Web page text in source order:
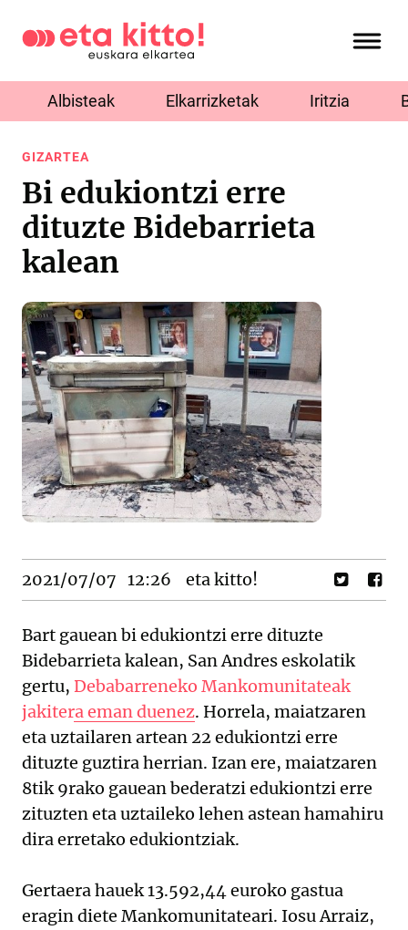
Albisteak Elkarrizketak Iritzia
GIZARTEA
Bi edukiontzi erre
dituzte Bidebarrieta
kalean
2021/07/07 12:26 eta kitto!
Bart gauean bi edukiontzi erre dituzte
Bidebarrieta kalean, San Andres eskolatik
gertu, Debabarreneko Mankomunitateak
jakitera eman duenez. Horrela, maiatzaren
eta uztailaren artean 22 edukiontzi erre
dituzte guztira herrian. Izan ere, maiatzaren
8tik 9rako gauean bederatzi edukiontzi erre
zituzten eta uztaileko lehen astean hamahiru
dira erretako edukiontziak.
Gertaera hauek 13.592,44 euroko gastua
eragin diete Mankomunitateari. Iosu Arraiz,